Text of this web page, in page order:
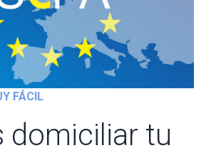
FÁCIL
domiciliar tu